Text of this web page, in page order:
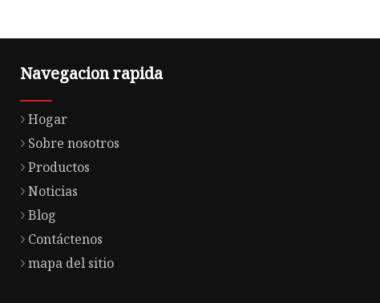
Navegacion rapida
Hogar
Sobre nosotros
Productos
Noticias
Blog
Contáctenos
mapa del sitio